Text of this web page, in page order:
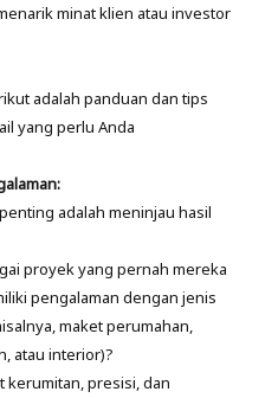
minat klien atau investor
adalah panduan dan tips
yang perlu Anda
adalah meninjau hasil
proyek yang pernah mereka
pengalaman dengan jenis
maket perumahan,
atau interior)?
kerumitan, presisi, dan